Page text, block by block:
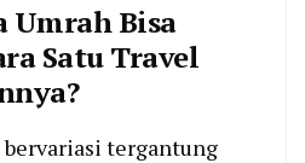
Umrah Bisa
Satu Travel
bervariasi tergantung